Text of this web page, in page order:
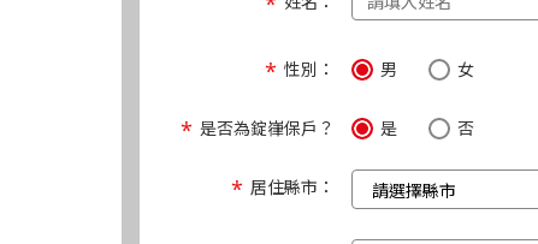
性別： 男 女
是否為錠嵂保戶？ 是 否
居住縣市：